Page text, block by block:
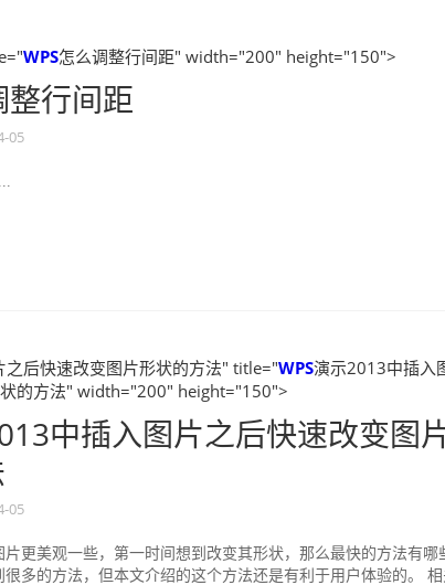
WPS怎么调整行间距" width="200" height="150">
整行间距
05
后快速改变图片形状的方法" title="WPS演示2013中插入
的方法" width="200" height="150">
中插入图片之后快速改变图
05
更美观一些，第一时间想到改变其形状，那么最快的方法有哪
很多的方法，但本文介绍的这个方法还是有利于用户体验的。